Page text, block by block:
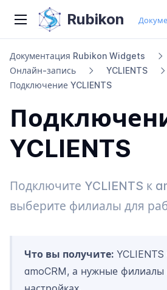
Rubikon
Документация Rubikon Widgets
Онлайн-​запись
YCLIENTS
Подключение YCLIENTS
YCLIENTS
Подключите YCLIENTS к
выберите филиалы для
Что вы получите: YCLIENTS
amoCRM, а нужные филиалы